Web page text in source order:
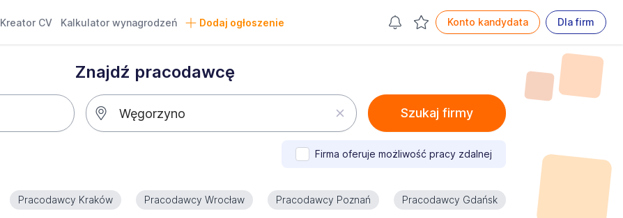
Kreator CV Kalkulator wynagrodzeń Dodaj ogłoszenie Konto kandydata Dla firm
Znajdź pracodawcę
Szukaj firmy
Firma oferuje możliwość pracy zdalnej
Pracodawcy Kraków Pracodawcy Wrocław Pracodawcy Poznań Pracodawcy Gdańsk